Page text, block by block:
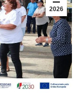
2026